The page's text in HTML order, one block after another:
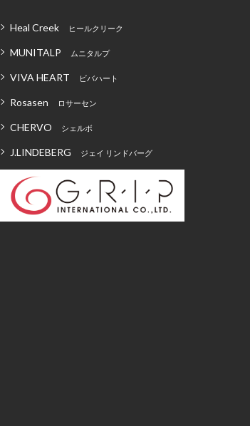
Heal Creek ヒールクリーク
MUNITALP ムニタルプ
VIVA HEART ビバハート
Rosasen ロサーセン
CHERVO シェルボ
J.LINDEBERG ジェイ リンドバーグ